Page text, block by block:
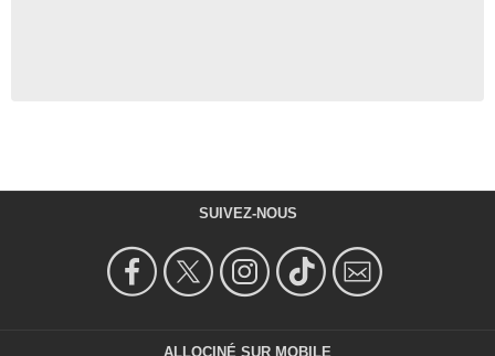
SUIVEZ-NOUS
ALLOCINÉ SUR MOBILE